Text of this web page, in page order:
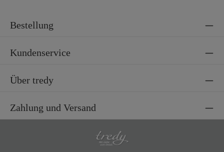
Bestellung
Kundenservice
Über tredy
Zahlung und Versand